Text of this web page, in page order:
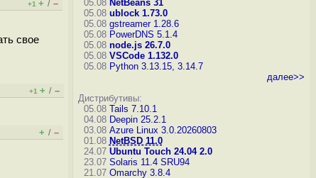
+1 + / –
свое
+1 + / –
+ / –
05.08 NetBeans 31
05.08 ublock 1.73.0
05.08 gstreamer 1.28.6
05.08 PowerDNS 5.1.4
05.08 node.js 26.7.0
05.08 VSCode 1.132.0
05.08 Python 3.13.15, 3.14.7
далее>>
Дистрибутивы:
05.08 Tails 7.10.1
04.08 Deepin 25.2.1
03.08 Azure Linux 3.0.20260803
01.08 NetBSD 11.0
24.07 Ubuntu Touch 24.04 2.0
23.07 Solaris 11.4 SRU94
21.07 Omarchy 3.8.4